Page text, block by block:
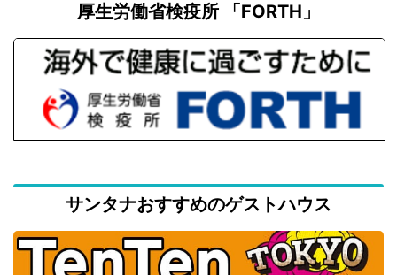
厚生労働省検疫所 「FORTH」
サンタナおすすめのゲストハウス